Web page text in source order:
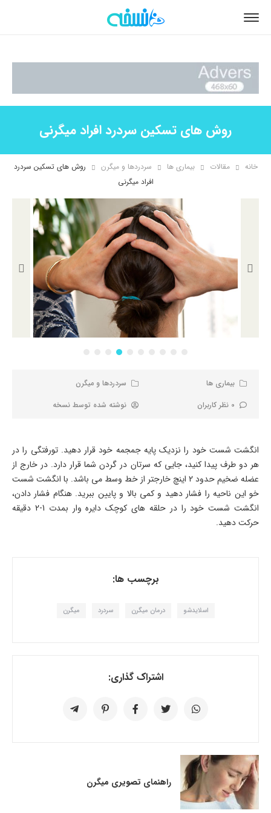
روش های تسکین سردرد افراد میگرنی
خانه مقالات بیماری ها سردردها و میگرن
روش های تسکین سردرد
افراد میگرنی
بیماری ها
سردردها و میگرن
0 نظر کاربران
نوشته شده توسط نسخه
انگشت شست خود را نزدیک پایه جمجمه خود قرار دهید. تورفتگی را در
هر دو طرف پیدا کنید، جایی که سرتان در گردن شما قرار دارد. در خارج از
عضله ضخیم حدود 2 اینچ خارجتر از خط وسط می باشد. با انگشت شست
خو این ناحیه را فشار دهید و کمی بالا و پایین ببرید. هنگام فشار دادن،
انگشت شست خود را در حلقه های کوچک دایره وار بمدت 1-2 دقیقه
حرکت دهید.
برچسب ها:
اسلایدشو درمان میگرن سردرد میگرن
اشتراک گذاری:
راهنمای تصویری میگرن